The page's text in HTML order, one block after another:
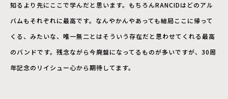
知るより先にここで学んだと思います。もちろんRANCIDはどのアル
バムもそれぞれに最高です。なんやかんやあっても結局ここに帰って
くる、みたいな、唯一無二とはそういう存在だと思わせてくれる最高
のバンドです。残念ながら今廃盤になってるものが多いですが、30周
年記念のリイシュー心から期待してます。